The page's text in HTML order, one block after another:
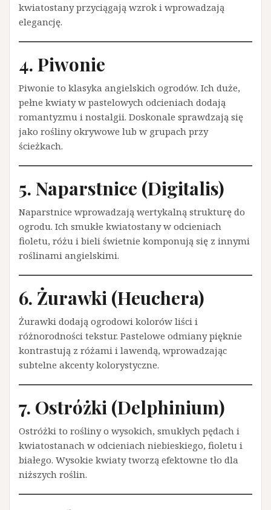
kwiatostany przyciągają wzrok i wprowadzają
elegancję.
4. Piwonie
Piwonie to klasyka angielskich ogrodów. Ich duże,
pełne kwiaty w pastelowych odcieniach dodają
romantyzmu i nostalgii. Doskonale sprawdzają się
jako rośliny okrywowe lub w grupach przy
ścieżkach.
5. Naparstnice (Digitalis)
Naparstnice wprowadzają wertykalną strukturę do
ogrodu. Ich smukłe kwiatostany w odcieniach
fioletu, różu i bieli świetnie komponują się z innymi
roślinami angielskimi.
6. Żurawki (Heuchera)
Żurawki dodają ogrodowi kolorów liści i
różnorodności tekstur. Pastelowe odmiany pięknie
kontrastują z różami i lawendą, wprowadzając
subtelne akcenty kolorystyczne.
7. Ostróżki (Delphinium)
Ostróżki to rośliny o wysokich, smukłych pędach i
kwiatostanach w odcieniach niebieskiego, fioletu i
białego. Wysokie kwiaty tworzą efektowne tło dla
niższych roślin.